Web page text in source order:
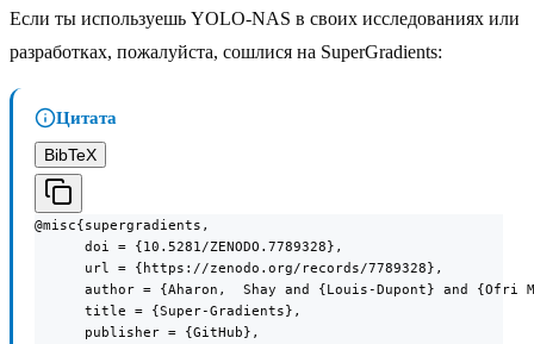
Если ты используешь YOLO-NAS в своих исследованиях или
разработках, пожалуйста, сошлися на SuperGradients:
Цитата
BibTeX
@misc{supergradients,
      doi = {10.5281/ZENODO.7789328},
      url = {https://zenodo.org/records/7789328},
author = {Aharon,  Shay and {Louis-Dupont} and {Ofri
      title = {Super-Gradients},
      publisher = {GitHub},